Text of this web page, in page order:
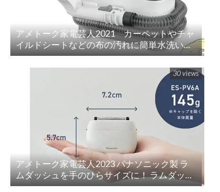
アメトーク家電芸人2021 カーペットやチャ
イルドシートなどの布の汚れに簡単水洗い！
「リンサークリーナー(RNS-P10-W)」
アメトーク家電芸人2023 パナソニック製 ラ
ムダッシュを手のひらサイズに！ ラムダッシ
ュ パームイン5枚刃(ES-PV3A-K)
30 views